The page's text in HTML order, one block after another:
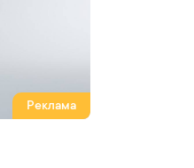
Реклама